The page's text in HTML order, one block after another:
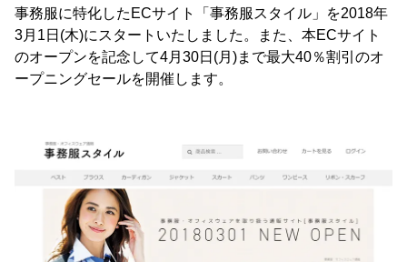
事務服に特化したECサイト「事務服スタイル」を2018年
3月1日(木)にスタートいたしました。また、本ECサイト
のオープンを記念して4月30日(月)まで最大40％割引のオ
ープニングセールを開催します。